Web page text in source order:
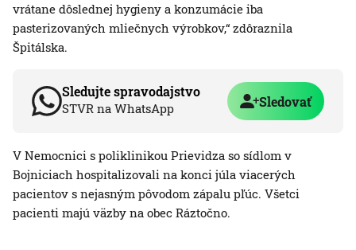
vrátane dôslednej hygieny a konzumácie iba
pasterizovaných mliečnych výrobkov,“ zdôraznila
Špitálska.
Sledujte spravodajstvo
STVR na WhatsApp Sledovať
V Nemocnici s poliklinikou Prievidza so sídlom v
Bojniciach hospitalizovali na konci júla viacerých
pacientov s nejasným pôvodom zápalu pľúc. Všetci
pacienti majú väzby na obec Ráztočno.